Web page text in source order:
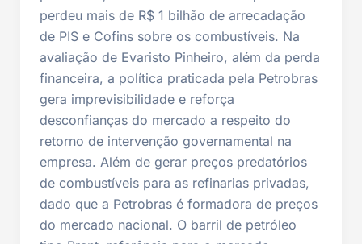
perdeu mais de R$ 1 bilhão de arrecadação
de PIS e Cofins sobre os combustíveis. Na
avaliação de Evaristo Pinheiro, além da perda
financeira, a política praticada pela Petrobras
gera imprevisibilidade e reforça
desconfianças do mercado a respeito do
retorno de intervenção governamental na
empresa. Além de gerar preços predatórios
de combustíveis para as refinarias privadas,
dado que a Petrobras é formadora de preços
do mercado nacional. O barril de petróleo